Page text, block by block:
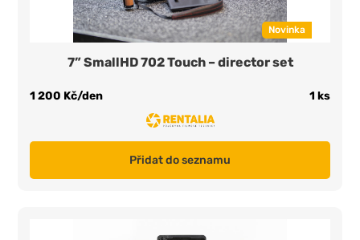
Novinka
7” SmallHD 702 Touch – director set
1 200 Kč/den 1 ks
Přidat do seznamu